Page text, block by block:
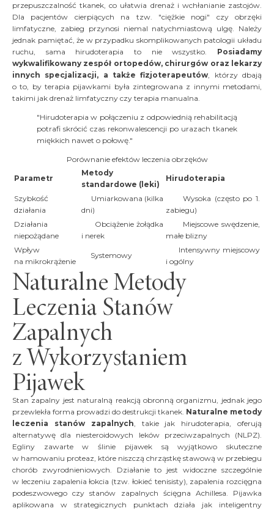
przepuszczalność tkanek, co ułatwia drenaż i wchłanianie zastojów.
Dla pacjentów cierpiących na tzw. "ciężkie nogi" czy obrzęki
limfatyczne, zabieg przynosi niemal natychmiastową ulgę. Należy
jednak pamiętać, że w przypadku skomplikowanych patologii układu
ruchu, sama hirudoterapia to nie wszystko. Posiadamy
wykwalifikowany zespół ortopedów, chirurgów oraz lekarzy
innych specjalizacji, a także fizjoterapeutów, którzy dbają
o to, by terapia pijawkami była zintegrowana z innymi metodami,
takimi jak drenaż limfatyczny czy terapia manualna.
"Hirudoterapia w połączeniu z odpowiednią rehabilitacją
potrafi skrócić czas rekonwalescencji po urazach tkanek
miękkich nawet o połowę."
Porównanie efektów leczenia obrzęków
Parametr
Metody
standardowe (leki)
Hirudoterapia
Szybkość
działania
Umiarkowana (kilka
dni)
Wysoka (często po 1.
zabiegu)
Działania
niepożądane
Obciążenie żołądka
i nerek
Miejscowe swędzenie,
małe blizny
Wpływ
na mikrokrążenie
Systemowy
Intensywny miejscowy
i ogólny
Naturalne Metody
Leczenia Stanów
Zapalnych
z Wykorzystaniem
Pijawek
Stan zapalny jest naturalną reakcją obronną organizmu, jednak jego
przewlekła forma prowadzi do destrukcji tkanek. Naturalne metody
leczenia stanów zapalnych, takie jak hirudoterapia, oferują
alternatywę dla niesteroidowych leków przeciwzapalnych (NLPZ).
Egliny zawarte w ślinie pijawek są wyjątkowo skuteczne
w hamowaniu proteaz, które niszczą chrząstkę stawową w przebiegu
chorób zwyrodnieniowych. Działanie to jest widoczne szczególnie
w leczeniu zapalenia łokcia (tzw. łokieć tenisisty), zapalenia rozcięgna
podeszwowego czy stanów zapalnych ścięgna Achillesa. Pijawka
aplikowana w strategicznych punktach działa jak inteligentny